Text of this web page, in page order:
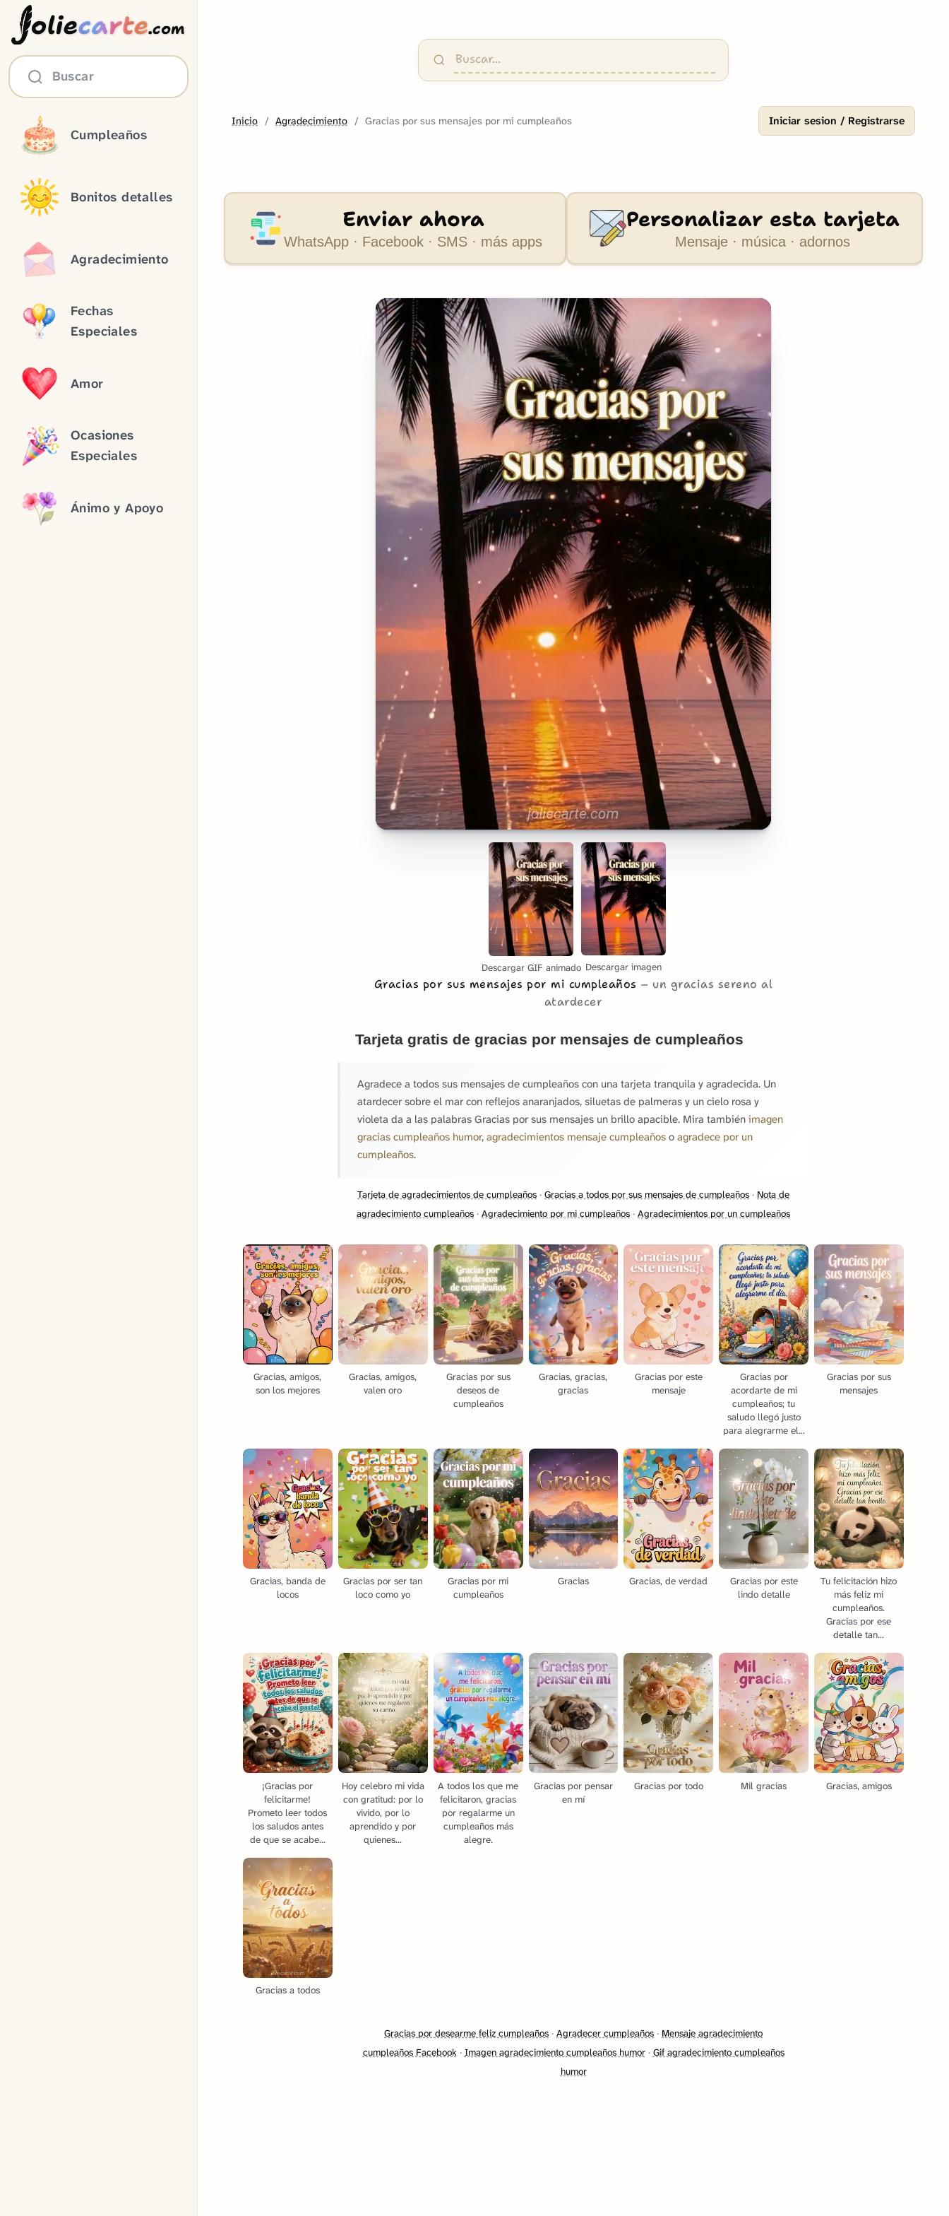
oliecarte.com
Buscar
Cumpleaños
Bonitos detalles
Agradecimiento
Fechas
Especiales
Amor
Ocasiones
Especiales
Ánimo y Apoyo
Inicio Agradecimiento Gracias por sus mensajes por mi cumpleaños Iniciar sesion / Registrarse
Enviar ahora
WhatsApp · Facebook · SMS · más apps
Personalizar esta tarjeta
Mensaje · música · adornos
Descargar GIF animado Descargar imagen
Gracias por sus mensajes por mi cumpleaños
un gracias sereno al
atardecer
Tarjeta gratis de gracias por mensajes de cumpleaños
Agradece a todos sus mensajes de cumpleaños con una tarjeta tranquila y agradecida. Un
atardecer sobre el mar con reflejos anaranjados, siluetas de palmeras y un cielo rosa y
violeta da a las palabras Gracias por sus mensajes un brillo apacible. Mira también imagen
gracias cumpleaños humor, agradecimientos mensaje cumpleaños o agradece por un
cumpleaños.
Tarjeta de agradecimientos de cumpleaños · Gracias a todos por sus mensajes de cumpleaños · Nota de
agradecimiento cumpleaños · Agradecimiento por mi cumpleaños · Agradecimientos por un cumpleaños
Gracias, amigos,
son los mejores
Gracias, amigos,
valen oro
Gracias por sus
deseos de
cumpleaños
Gracias, gracias,
gracias
Gracias por este
mensaje
Gracias por
acordarte de mi
cumpleaños; tu
saludo llegó justo
para alegrarme el...
Gracias por sus
mensajes
Gracias, banda de
locos
Gracias por ser tan
loco como yo
Gracias por mi
cumpleaños
Gracias Gracias, de verdad
Gracias por este
lindo detalle
Tu felicitación hizo
más feliz mi
cumpleaños.
Gracias por ese
detalle tan...
¡Gracias por
felicitarme!
Prometo leer todos
los saludos antes
de que se acabe...
Hoy celebro mi vida
con gratitud: por lo
vivido, por lo
aprendido y por
quienes...
A todos los que me
felicitaron, gracias
por regalarme un
cumpleaños más
alegre.
Gracias por pensar
en mí
Gracias por todo Mil gracias Gracias, amigos
Gracias a todos
Gracias por desearme feliz cumpleaños · Agradecer cumpleaños · Mensaje agradecimiento
cumpleaños Facebook· Imagen agradecimiento cumpleaños humor· Gif agradecimiento cumpleaños
humor